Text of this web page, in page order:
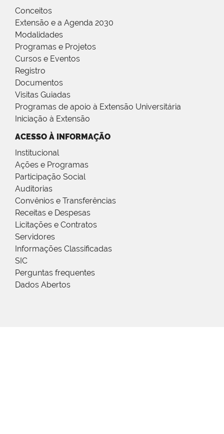
Conceitos
Extensão e a Agenda 2030
Modalidades
Programas e Projetos
Cursos e Eventos
Registro
Documentos
Visitas Guiadas
Programas de apoio à Extensão Universitária
Iniciação à Extensão
ACESSO À INFORMAÇÃO
Institucional
Ações e Programas
Participação Social
Auditorias
Convênios e Transferências
Receitas e Despesas
Licitações e Contratos
Servidores
Informações Classificadas
SIC
Perguntas frequentes
Dados Abertos